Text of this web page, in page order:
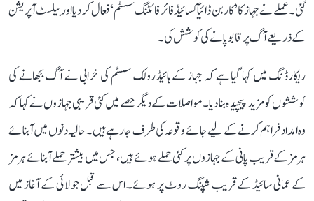
گئی۔ عملے نے جہاز کا ’کاربن ڈائیآکسائیڈ فائر فائٹنگ سسٹم‘ فعال کر دیا اور بیلسٹ آپریشن
کے ذریعے آگ پر قابو پانے کی کوشش کی۔
ریکارڈنگ میں کہا گیا ہے کہ جہاز کے ہائیڈرولک سسٹم کی خرابی نے آگ بجھانے کی
کوششوں کو مزید پیچیدہ بنا دیا۔ مواصلات کے دیگر حصے میں کئی قریبی جہازوں نے کہا کہ
وہ امداد فراہم کرنے کے لیے جائے وقوعہ کی طرف جا رہے ہیں۔ حالیہ دنوں میں آبنائے
ہرمز کے قریب پانی کے جہازوں پر کئی حملے ہوئے ہیں، جس میں بیشتر حملے آبنائے ہرمز
کے عمانی سائیڈ کے قریب شپنگ روٹ پر ہوئے۔ اس سے قبل جولائی کے آغاز میں